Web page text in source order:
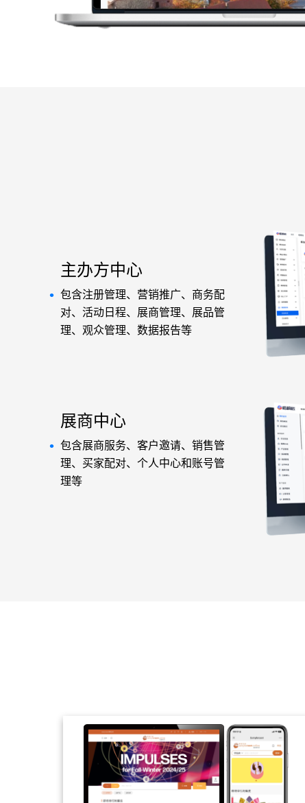
主办方中心
• 包含注册管理、营销推广、商务配
对、活动日程、展商管理、展品管
理、观众管理、数据报告等
展商中心
• 包含展商服务、客户邀请、销售管
理、买家配对、个人中心和账号管
理等